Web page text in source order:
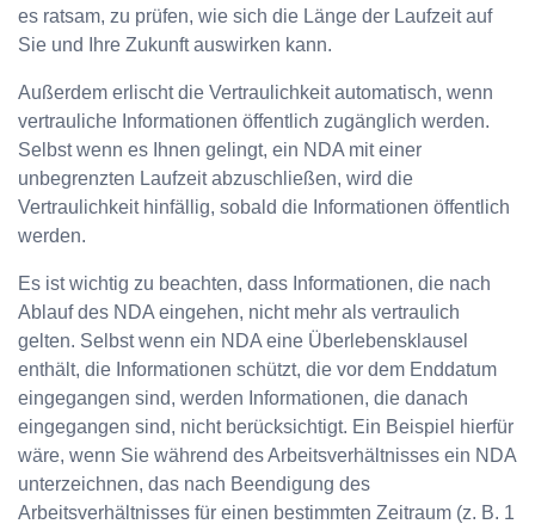
es ratsam, zu prüfen, wie sich die Länge der Laufzeit auf
Sie und Ihre Zukunft auswirken kann.
Außerdem erlischt die Vertraulichkeit automatisch, wenn
vertrauliche Informationen öffentlich zugänglich werden.
Selbst wenn es Ihnen gelingt, ein NDA mit einer
unbegrenzten Laufzeit abzuschließen, wird die
Vertraulichkeit hinfällig, sobald die Informationen öffentlich
werden.
Es ist wichtig zu beachten, dass Informationen, die nach
Ablauf des NDA eingehen, nicht mehr als vertraulich
gelten. Selbst wenn ein NDA eine Überlebensklausel
enthält, die Informationen schützt, die vor dem Enddatum
eingegangen sind, werden Informationen, die danach
eingegangen sind, nicht berücksichtigt. Ein Beispiel hierfür
wäre, wenn Sie während des Arbeitsverhältnisses ein NDA
unterzeichnen, das nach Beendigung des
Arbeitsverhältnisses für einen bestimmten Zeitraum (z. B. 1